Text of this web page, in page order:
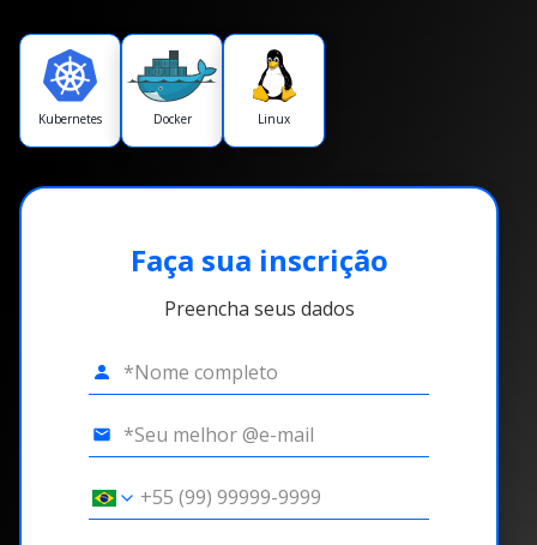
Kubernetes Docker Linux
Faça sua inscrição
Preencha seus dados